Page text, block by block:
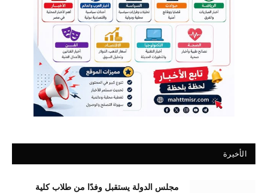
الأخيرة
مجلس الدولة يستقبل وفدًا من طلاب كلية